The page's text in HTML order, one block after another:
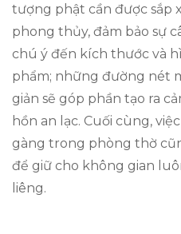
tượng phật cần được sắp
phong thủy, đảm bảo sự
chú ý đến kích thước và
phẩm; những đường nét
giản sẽ góp phần tạo ra
hồn an lạc. Cuối cùng,
gàng trong phòng thờ
để giữ cho không gian
liêng.